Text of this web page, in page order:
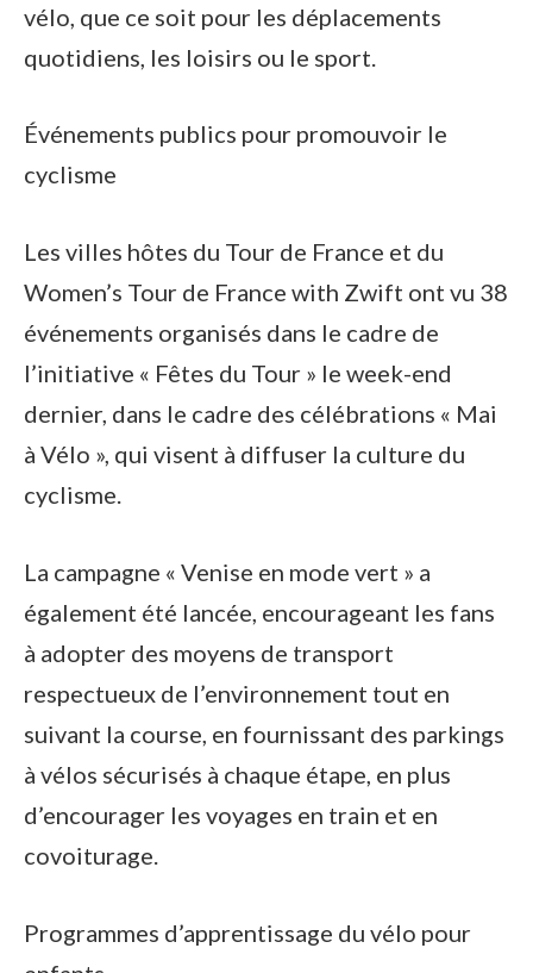
vélo, que ce soit pour les déplacements
quotidiens, les loisirs ou le sport.
Événements publics pour promouvoir le
cyclisme
Les villes hôtes du Tour de France et du
Women’s Tour de France with Zwift ont vu 38
événements organisés dans le cadre de
l’initiative « Fêtes du Tour » le week-end
dernier, dans le cadre des célébrations « Mai
à Vélo », qui visent à diffuser la culture du
cyclisme.
La campagne « Venise en mode vert » a
également été lancée, encourageant les fans
à adopter des moyens de transport
respectueux de l’environnement tout en
suivant la course, en fournissant des parkings
à vélos sécurisés à chaque étape, en plus
d’encourager les voyages en train et en
covoiturage.
Programmes d’apprentissage du vélo pour